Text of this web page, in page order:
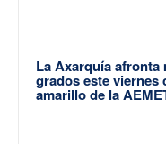
La Axarquía afronta
grados este viernes
amarillo de la